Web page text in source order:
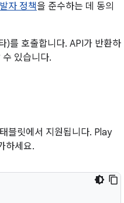
자 정책을 준수하는 데 동의
)를 호출합니다. API가 반환하
있습니다.
블릿에서 지원됩니다. Play
하세요.